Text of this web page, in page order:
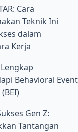
Cara
Teknik Ini
dalam
Kerja
Behavioral Event
Gen Z:
Tantangan